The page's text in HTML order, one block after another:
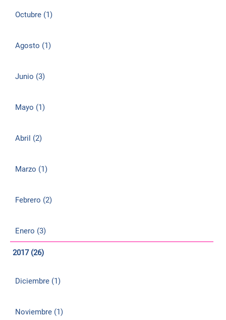
Octubre (1)
Agosto (1)
Junio (3)
Mayo (1)
Abril (2)
Marzo (1)
Febrero (2)
Enero (3)
2017 (26)
Diciembre (1)
Noviembre (1)